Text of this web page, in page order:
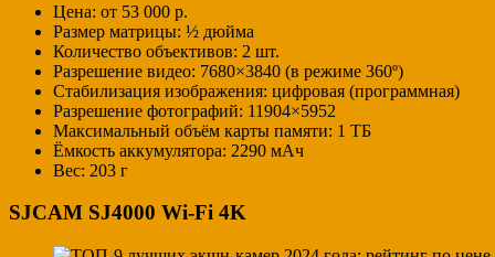
Цена: от 53 000 р.
Размер матрицы: ½ дюйма
Количество объективов: 2 шт.
Разрешение видео: 7680×3840 (в режиме 360º)
Стабилизация изображения: цифровая (программная)
Разрешение фотографий: 11904×5952
Максимальный объём карты памяти: 1 ТБ
Ёмкость аккумулятора: 2290 мАч
Вес: 203 г
SJCAM SJ4000 Wi-Fi 4K